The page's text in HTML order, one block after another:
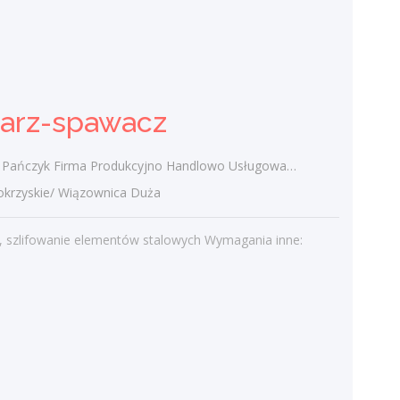
Edukacyjne Sp. z o.o.
Miejsce pracy: region do ustalenia Forma
zatrudnienia: umowa o pracę Tryb pracy:
stanowiska: Pozyskiwanie nowych...
spawacz
Firma Produkcyjno Handlowo Usługowa "KONRAD" Wiązownica Duża
Wiązownica Duża
szlifowanie elementów stalowych Wymagania inne: